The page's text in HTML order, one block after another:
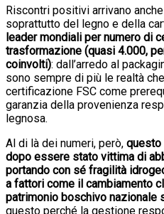
Riscontri positivi arrivano
soprattutto del legno e della
leader mondiali per numero di
trasformazione (quasi 4.000,
coinvolti): dall’arredo al
sono sempre di più le realtà
certificazione FSC come
garanzia della provenienza
legnosa.
Al di là dei numeri, però, questo
dopo essere stato vittima di
portando con sé fragilità
a fattori come il cambiamento
patrimonio boschivo nazionale
questo perché la gestione